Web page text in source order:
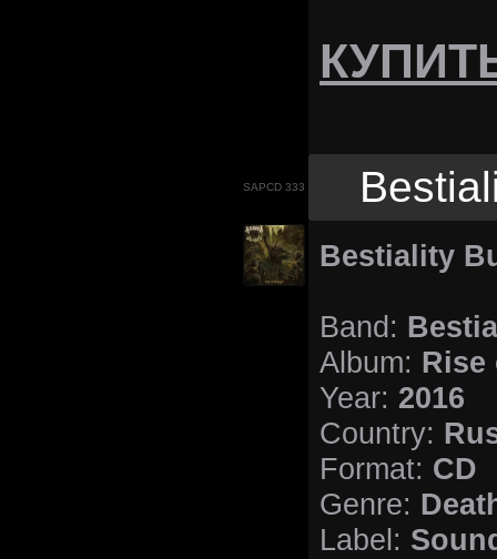
SAPCD 333
Bestiality
Band:
Album: Rise
Year: 2016
Country:
Format: CD
Genre:
Label: